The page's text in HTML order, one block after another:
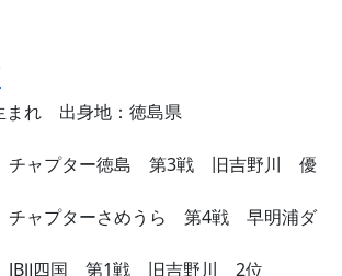
れ 出身地：徳島県
ャプター徳島 第3戦 旧吉野川 優
ャプターさめうら 第4戦 早明浦ダ
四国 第1戦 旧吉野川 2位